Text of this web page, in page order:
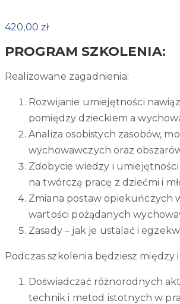
420,00 zł
PROGRAM SZKOLENIA:
Realizowane zagadnienia:
Rozwijanie umiejętności
pomiędzy dzieckiem a
Analiza osobistych zasobów,
wychowawczych oraz
Zdobycie wiedzy i
na twórczą pracę z dziećmi i
Zmiana postaw opiekuńczych
wartości pożądanych
Zasady – jak je ustalać i
Podczas szkolenia będziesz między
Doświadczać różnorodnych
technik i metod istotnych w